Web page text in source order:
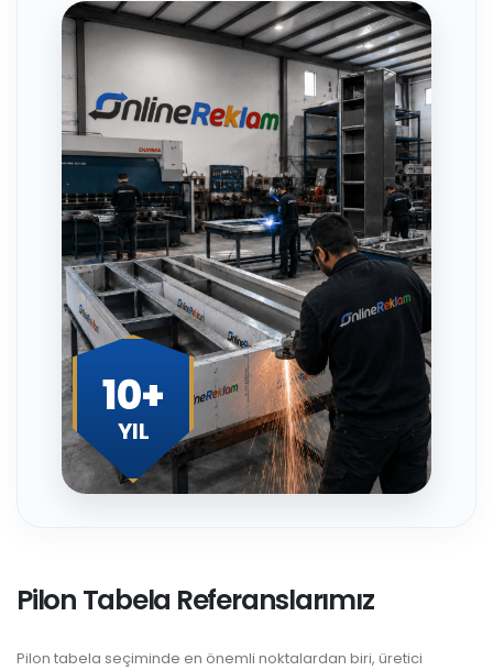
10+
YIL
Pilon Tabela Referanslarımız
Pilon tabela seçiminde en önemli noktalardan biri, üretici